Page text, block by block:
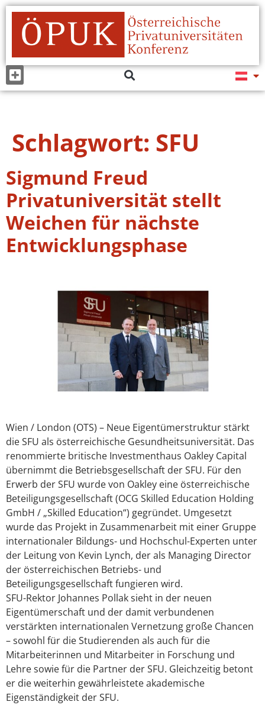
Schlagwort: SFU
Sigmund Freud
Privatuniversität stellt
Weichen für nächste
Entwicklungsphase
Wien / London (OTS) – Neue Eigentümerstruktur stärkt
die SFU als österreichische Gesundheitsuniversität. Das
renommierte britische Investmenthaus Oakley Capital
übernimmt die Betriebsgesellschaft der SFU. Für den
Erwerb der SFU wurde von Oakley eine österreichische
Beteiligungsgesellschaft (OCG Skilled Education Holding
GmbH / „Skilled Education“) gegründet. Umgesetzt
wurde das Projekt in Zusammenarbeit mit einer Gruppe
internationaler Bildungs- und Hochschul-Experten unter
der Leitung von Kevin Lynch, der als Managing Director
der österreichischen Betriebs- und
Beteiligungsgesellschaft fungieren wird.
SFU-Rektor Johannes Pollak sieht in der neuen
Eigentümerschaft und der damit verbundenen
verstärkten internationalen Vernetzung große Chancen
– sowohl für die Studierenden als auch für die
Mitarbeiterinnen und Mitarbeiter in Forschung und
Lehre sowie für die Partner der SFU. Gleichzeitig betont
er die weiterhin gewährleistete akademische
Eigenständigkeit der SFU.